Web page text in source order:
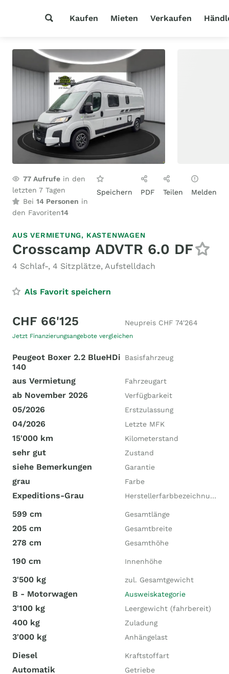
Kaufen Mieten Verkaufen
77 Aufrufe in den
letzten 7 Tagen
Bei 14 Personen in
den Favoriten14
Speichern PDF Teilen Melden
AUS VERMIETUNG, KASTENWAGEN
Crosscamp ADVTR 6.0 DF
4 Schlaf-, 4 Sitzplätze, Aufstelldach
Als Favorit speichern
CHF 66'125 Neupreis CHF 74'264
Jetzt Finanzierungsangebote vergleichen
Peugeot Boxer 2.2 BlueHDi
140
Basisfahrzeug
aus Vermietung Fahrzeugart
ab November 2026 Verfügbarkeit
05/2026 Erstzulassung
04/2026 Letzte MFK
15'000 km Kilometerstand
sehr gut Zustand
siehe Bemerkungen Garantie
grau Farbe
Expeditions-Grau Herstellerfarbbezeichnung
599 cm Gesamtlänge
205 cm Gesamtbreite
278 cm Gesamthöhe
190 cm Innenhöhe
3'500 kg zul. Gesamtgewicht
B - Motorwagen Ausweiskategorie
3'100 kg Leergewicht (fahrbereit)
400 kg Zuladung
3'000 kg Anhängelast
Diesel Kraftstoffart
Automatik Getriebe